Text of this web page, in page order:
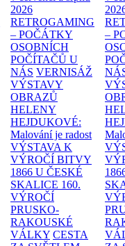
2026
RETROGAMING
– POČÁTKY
OSOBNÍCH
POČÍTAČŮ U
NÁS VERNISÁŽ
VÝSTAVY
OBRAZŮ
HELENY
HEJDUKOVÉ:
Malování je radost
VÝSTAVA K
VÝROČÍ BITVY
1866 U ČESKÉ
SKALICE 160.
VÝROČÍ
PRUSKO-
RAKOUSKÉ
VÁLKY CESTA
–